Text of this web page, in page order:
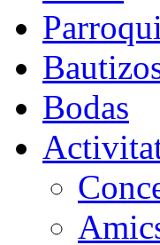
Bodas